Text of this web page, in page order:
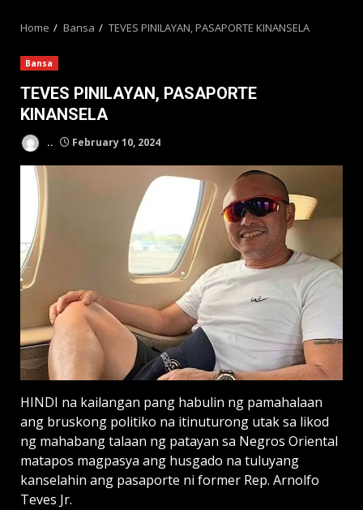
Home Bansa TEVES PINILAYAN, PASAPORTE KINANSELA
Bansa
TEVES PINILAYAN, PASAPORTE
KINANSELA
.. February 10, 2024
HINDI na kailangan pang habulin ng pamahalaan
ang bruskong politiko na itinuturong utak sa likod
ng mahabang talaan ng patayan sa Negros Oriental
matapos magpasya ang husgado na tuluyang
kanselahin ang pasaporte ni former Rep. Arnolfo
Teves Jr.